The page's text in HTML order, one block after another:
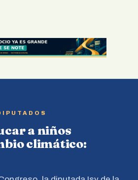
a niños
climático: